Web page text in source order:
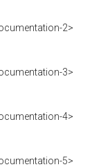
2>
3>
4>
5>